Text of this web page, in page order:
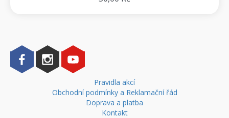
Pravidla akcí
Obchodní podmínky a Reklamační řád
Doprava a platba
Kontakt